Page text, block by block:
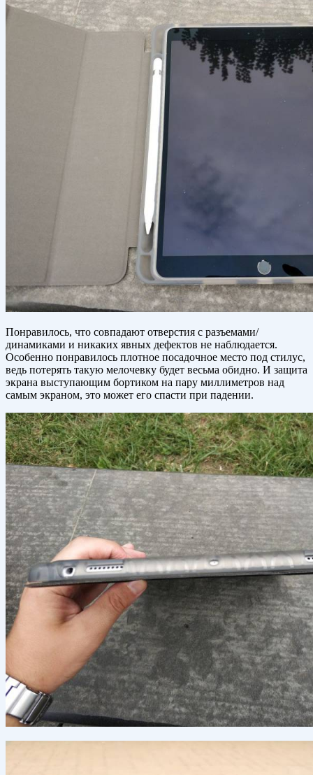
Понравилось, что совпадают отверстия с разъемами/
динамиками и никаких явных дефектов не наблюдается.
Особенно понравилось плотное посадочное место под стилус,
ведь потерять такую мелочевку будет весьма обидно. И защита
экрана выступающим бортиком на пару миллиметров над
самым экраном, это может его спасти при падении.